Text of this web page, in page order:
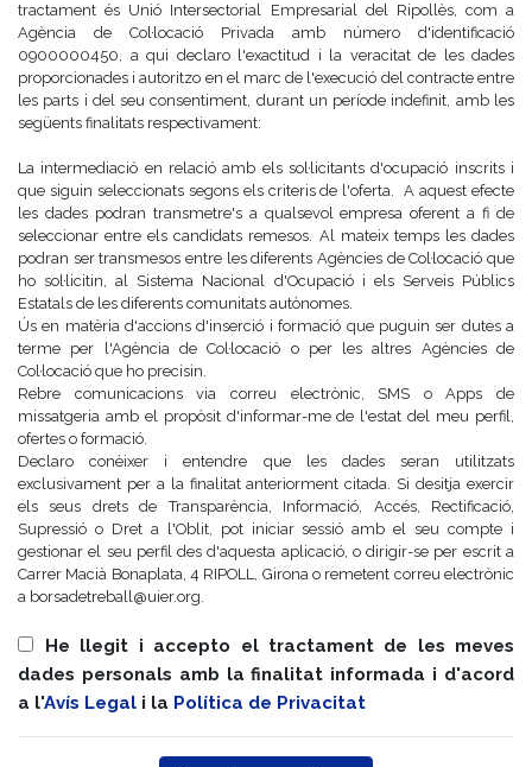
tractament és Unió Intersectorial Empresarial del Ripollès, com a
Agència de Col·locació Privada amb número d'identificació
0900000450, a qui declaro l'exactitud i la veracitat de les dades
proporcionades i autoritzo en el marc de l'execució del contracte entre
les parts i del seu consentiment, durant un període indefinit, amb les
següents finalitats respectivament:
La intermediació en relació amb els sol·licitants d'ocupació inscrits i
que siguin seleccionats segons els criteris de l'oferta. A aquest efecte
les dades podran transmetre's a qualsevol empresa oferent a fi de
seleccionar entre els candidats remesos. Al mateix temps les dades
podran ser transmesos entre les diferents Agències de Col·locació que
ho sol·licitin, al Sistema Nacional d'Ocupació i els Serveis Públics
Estatals de les diferents comunitats autònomes.
Ús en matèria d'accions d'inserció i formació que puguin ser dutes a
terme per l'Agència de Col·locació o per les altres Agències de
Col·locació que ho precisin.
Rebre comunicacions via correu electrònic, SMS o Apps de
missatgeria amb el propòsit d'informar-me de l'estat del meu perfil,
ofertes o formació.
Declaro conèixer i entendre que les dades seran utilitzats
exclusivament per a la finalitat anteriorment citada. Si desitja exercir
els seus drets de Transparència, Informació, Accés, Rectificació,
Supressió o Dret a l'Oblit, pot iniciar sessió amb el seu compte i
gestionar el seu perfil des d'aquesta aplicació, o dirigir-se per escrit a
Carrer Macià Bonaplata, 4 RIPOLL, Girona o remetent correu electrònic
a borsadetreball@uier.org.
He llegit i accepto el tractament de les meves
dades personals amb la finalitat informada i d'acord
a l'Avís Legal i la Política de Privacitat